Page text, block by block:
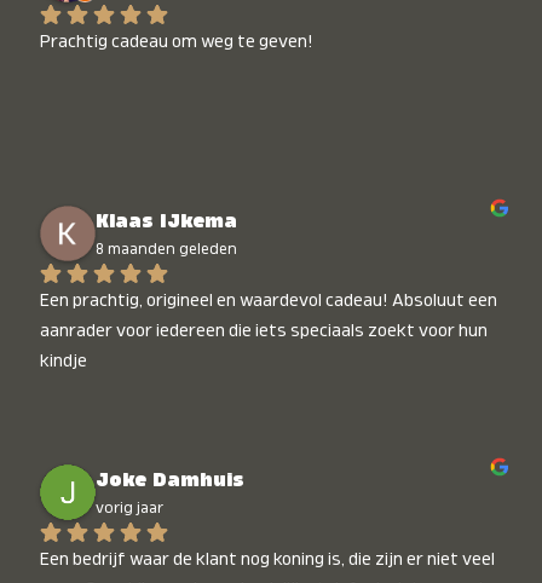
Prachtig cadeau om weg te geven!
Klaas IJkema
8 maanden geleden
Een prachtig, origineel en waardevol cadeau! Absoluut een
aanrader voor iedereen die iets speciaals zoekt voor hun
kindje
Joke Damhuis
vorig jaar
Een bedrijf waar de klant nog koning is, die zijn er niet veel